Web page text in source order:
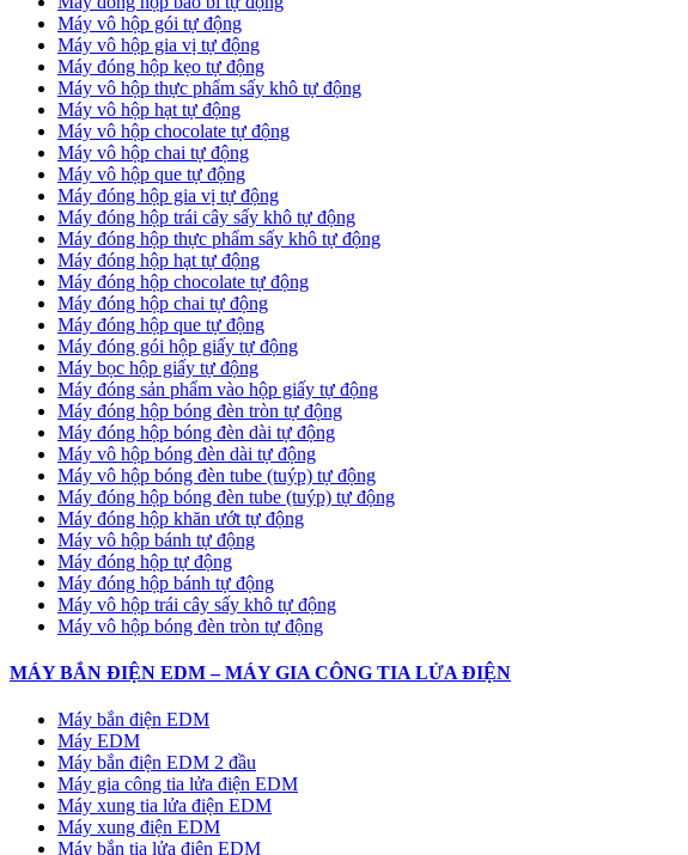
Máy vô hộp gói tự động
Máy vô hộp gia vị tự động
Máy đóng hộp kẹo tự động
Máy vô hộp thực phẩm sấy khô tự động
Máy vô hộp hạt tự động
Máy vô hộp chocolate tự động
Máy vô hộp chai tự động
Máy vô hộp que tự động
Máy đóng hộp gia vị tự động
Máy đóng hộp trái cây sấy khô tự động
Máy đóng hộp thực phẩm sấy khô tự động
Máy đóng hộp hạt tự động
Máy đóng hộp chocolate tự động
Máy đóng hộp chai tự động
Máy đóng hộp que tự động
Máy đóng gói hộp giấy tự động
Máy bọc hộp giấy tự động
Máy đóng sản phẩm vào hộp giấy tự động
Máy đóng hộp bóng đèn tròn tự động
Máy đóng hộp bóng đèn dài tự động
Máy vô hộp bóng đèn dài tự động
Máy vô hộp bóng đèn tube (tuýp) tự động
Máy đóng hộp bóng đèn tube (tuýp) tự động
Máy đóng hộp khăn ướt tự động
Máy vô hộp bánh tự động
Máy đóng hộp tự động
Máy đóng hộp bánh tự động
Máy vô hộp trái cây sấy khô tự động
Máy vô hộp bóng đèn tròn tự động
MÁY BẮN ĐIỆN EDM – MÁY GIA CÔNG TIA LỬA ĐIỆN
Máy bắn điện EDM
Máy EDM
Máy bắn điện EDM 2 đầu
Máy gia công tia lửa điện EDM
Máy xung tia lửa điện EDM
Máy xung điện EDM
Máy bắn tia lửa điện EDM